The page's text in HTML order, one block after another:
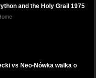
and the Holy Grail 1975
vs Neo-Nówka walka o